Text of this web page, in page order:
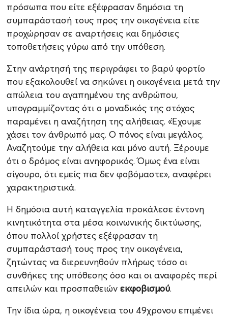
πρόσωπα που είτε εξέφρασαν δημόσια τη
συμπαράστασή τους προς την οικογένεια είτε
προχώρησαν σε αναρτήσεις και δημόσιες
τοποθετήσεις γύρω από την υπόθεση.
Στην ανάρτησή της περιγράφει το βαρύ φορτίο
που εξακολουθεί να σηκώνει η οικογένεια μετά την
απώλεια του αγαπημένου της ανθρώπου,
υπογραμμίζοντας ότι ο μοναδικός της στόχος
παραμένει η αναζήτηση της αλήθειας. «Έχουμε
χάσει τον άνθρωπό μας. Ο πόνος είναι μεγάλος.
Αναζητούμε την αλήθεια και μόνο αυτή. Ξέρουμε
ότι ο δρόμος είναι ανηφορικός. Όμως ένα είναι
σίγουρο, ότι εμείς πια δεν φοβόμαστε», αναφέρει
χαρακτηριστικά.
Η δημόσια αυτή καταγγελία προκάλεσε έντονη
κινητικότητα στα μέσα κοινωνικής δικτύωσης,
όπου πολλοί χρήστες εξέφρασαν τη
συμπαράστασή τους προς την οικογένεια,
ζητώντας να διερευνηθούν πλήρως τόσο οι
συνθήκες της υπόθεσης όσο και οι αναφορές περί
απειλών και προσπαθειών εκφοβισμού.
Την ίδια ώρα, η οικογένεια του 49χρονου επιμένει